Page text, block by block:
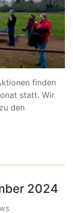
finden
statt. Wir
den
2024